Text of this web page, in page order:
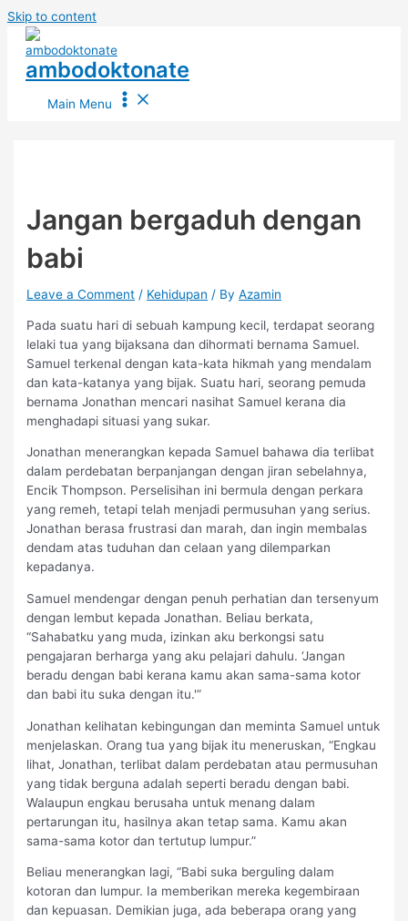
Skip to content
ambodoktonate
Main Menu
Jangan bergaduh dengan
babi
Leave a Comment / Kehidupan / ByAzamin
Pada suatu hari di sebuah kampung kecil, terdapat seorang
lelaki tua yang bijaksana dan dihormati bernama Samuel.
Samuel terkenal dengan kata-kata hikmah yang mendalam
dan kata-katanya yang bijak. Suatu hari, seorang pemuda
bernama Jonathan mencari nasihat Samuel kerana dia
menghadapi situasi yang sukar.
Jonathan menerangkan kepada Samuel bahawa dia terlibat
dalam perdebatan berpanjangan dengan jiran sebelahnya,
Encik Thompson. Perselisihan ini bermula dengan perkara
yang remeh, tetapi telah menjadi permusuhan yang serius.
Jonathan berasa frustrasi dan marah, dan ingin membalas
dendam atas tuduhan dan celaan yang dilemparkan
kepadanya.
Samuel mendengar dengan penuh perhatian dan tersenyum
dengan lembut kepada Jonathan. Beliau berkata,
“Sahabatku yang muda, izinkan aku berkongsi satu
pengajaran berharga yang aku pelajari dahulu. ‘Jangan
beradu dengan babi kerana kamu akan sama-sama kotor
dan babi itu suka dengan itu.'”
Jonathan kelihatan kebingungan dan meminta Samuel untuk
menjelaskan. Orang tua yang bijak itu meneruskan, “Engkau
lihat, Jonathan, terlibat dalam perdebatan atau permusuhan
yang tidak berguna adalah seperti beradu dengan babi.
Walaupun engkau berusaha untuk menang dalam
pertarungan itu, hasilnya akan tetap sama. Kamu akan
sama-sama kotor dan tertutup lumpur.”
Beliau menerangkan lagi, “Babi suka berguling dalam
kotoran dan lumpur. Ia memberikan mereka kegembiraan
dan kepuasan. Demikian juga, ada beberapa orang yang